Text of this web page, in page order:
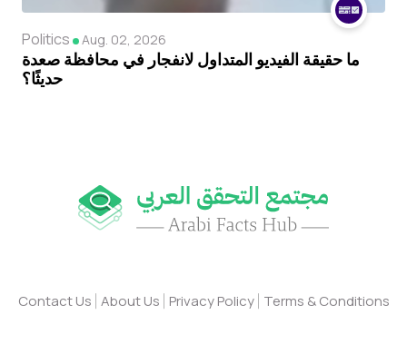
Politics Aug. 02, 2026
ما حقيقة الفيديو المتداول لانفجار في محافظة صعدة
حديثًا؟
Contact Us About Us Privacy Policy Terms & Conditions